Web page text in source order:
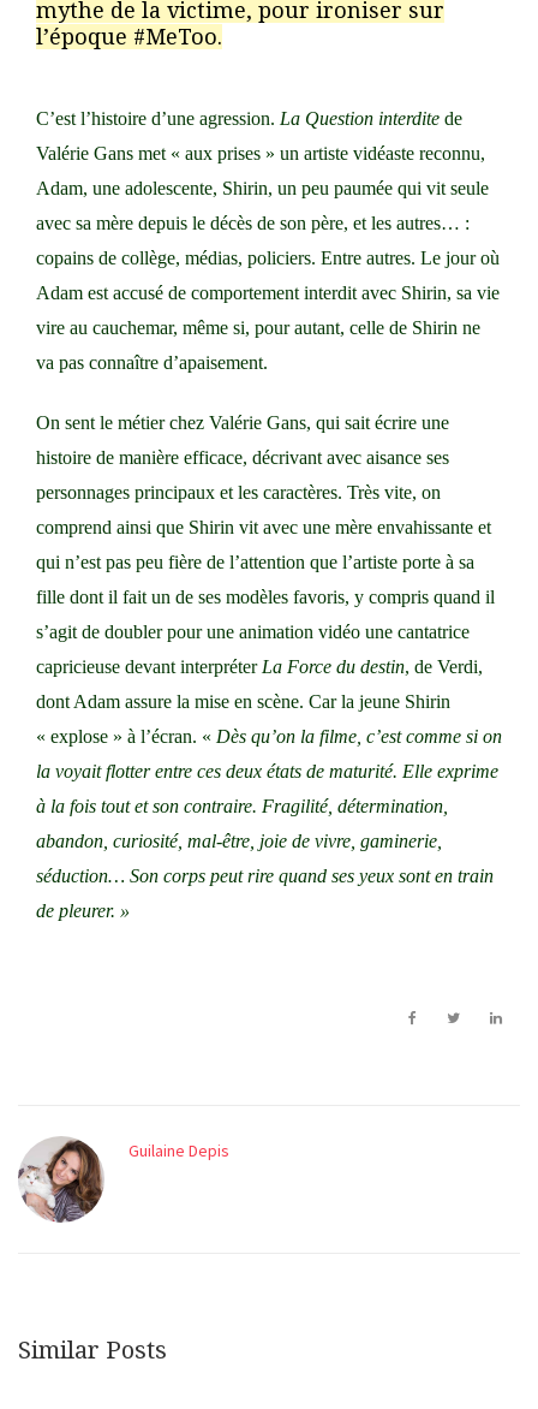
mythe de la victime, pour ironiser sur
l’époque #MeToo.
C’est l’histoire d’une agression. La Question interdite de
Valérie Gans met « aux prises » un artiste vidéaste reconnu,
Adam, une adolescente, Shirin, un peu paumée qui vit seule
avec sa mère depuis le décès de son père, et les autres… :
copains de collège, médias, policiers. Entre autres. Le jour où
Adam est accusé de comportement interdit avec Shirin, sa vie
vire au cauchemar, même si, pour autant, celle de Shirin ne
va pas connaître d’apaisement.
On sent le métier chez Valérie Gans, qui sait écrire une
histoire de manière efficace, décrivant avec aisance ses
personnages principaux et les caractères. Très vite, on
comprend ainsi que Shirin vit avec une mère envahissante et
qui n’est pas peu fière de l’attention que l’artiste porte à sa
fille dont il fait un de ses modèles favoris, y compris quand il
s’agit de doubler pour une animation vidéo une cantatrice
capricieuse devant interpréter La Force du destin, de Verdi,
dont Adam assure la mise en scène. Car la jeune Shirin
« explose » à l’écran. « Dès qu’on la filme, c’est comme si on
la voyait flotter entre ces deux états de maturité. Elle exprime
à la fois tout et son contraire. Fragilité, détermination,
abandon, curiosité, mal-être, joie de vivre, gaminerie,
séduction… Son corps peut rire quand ses yeux sont en train
de pleurer. »
Guilaine Depis
Similar Posts